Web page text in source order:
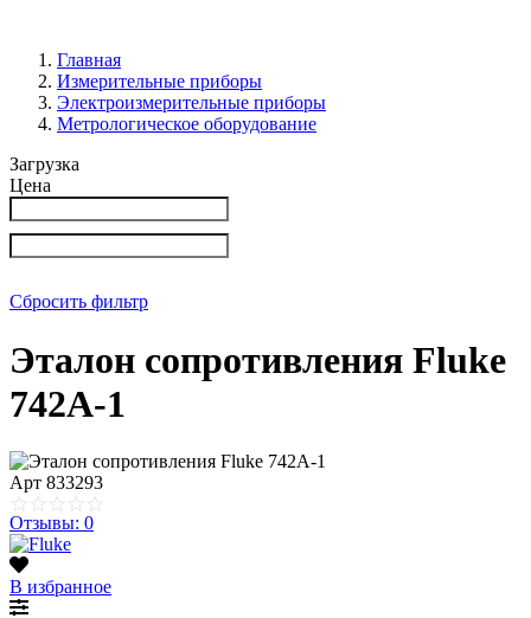
Главная
Измерительные приборы
Электроизмерительные приборы
Метрологическое оборудование
Загрузка
Цена
Сбросить фильтр
Эталон сопротивления Fluke
742A-1
Арт 833293
Отзывы: 0
В избранное